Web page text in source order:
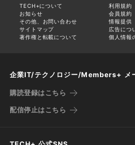
TECH+について
利用規約
お知らせ
会員規約
その他、お問い合わせ
情報提供
サイトマップ
広告につ
著作権と転載について
個人情報
企業IT/テクノロジー/Members+ メ
購読登録はこちら
配信停止はこちら